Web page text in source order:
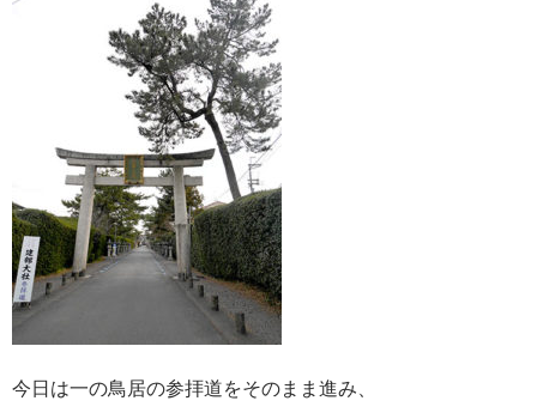
今日は一の鳥居の参拝道をそのまま進み、